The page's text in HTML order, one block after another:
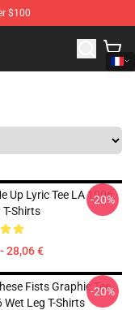
$100
Store
Up Lyric Tee LA 1006
T-Shirts
28,06 €
-20%
Fists Graphic Tee
Wet Leg T-Shirts
-20%